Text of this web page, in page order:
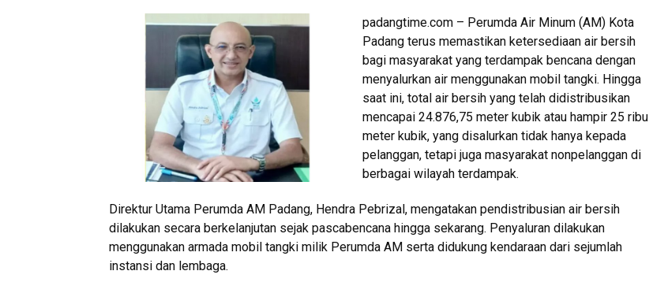
padangtime.com – Perumda Air Minum (AM) Kota
Padang terus memastikan ketersediaan air bersih
bagi masyarakat yang terdampak bencana dengan
menyalurkan air menggunakan mobil tangki. Hingga
saat ini, total air bersih yang telah didistribusikan
mencapai 24.876,75 meter kubik atau hampir 25 ribu
meter kubik, yang disalurkan tidak hanya kepada
pelanggan, tetapi juga masyarakat nonpelanggan di
berbagai wilayah terdampak.
Direktur Utama Perumda AM Padang, Hendra Pebrizal, mengatakan pendistribusian air bersih
dilakukan secara berkelanjutan sejak pascabencana hingga sekarang. Penyaluran dilakukan
menggunakan armada mobil tangki milik Perumda AM serta didukung kendaraan dari sejumlah
instansi dan lembaga.